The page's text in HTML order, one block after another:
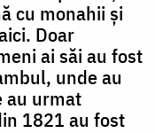
cu monahii și
Doar
ai săi au fost
unde au
au urmat
1821 au fost